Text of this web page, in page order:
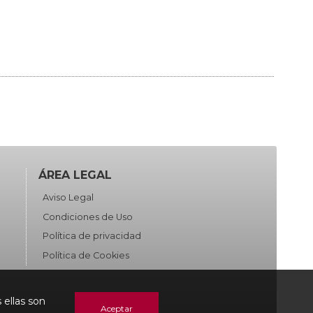
son
Aceptar
ÁREA LEGAL
Aviso Legal
Condiciones de Uso
Política de privacidad
Política de Cookies